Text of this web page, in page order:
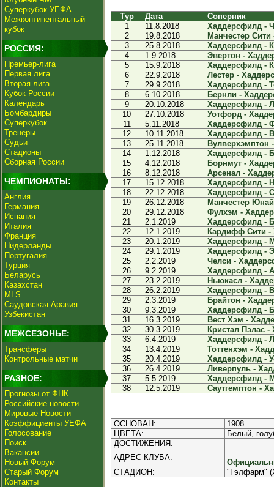
Суперкубок УЕФА
Межконтинентальный
кубок
РОССИЯ:
Премьер-лига
Первая лига
Вторая лига
Кубок России
Календарь
Бомбардиры
Суперкубок
Тренеры
Судьи
Стадионы
Сборная России
ЧЕМПИОНАТЫ:
Англия
Германия
Испания
Италия
Франция
Нидерланды
Португалия
Турция
Беларусь
Казахстан
MLS
Саудовская Аравия
Узбекистан
МЕЖСЕЗОНЬЕ:
Трансферы
Контрольные матчи
РАЗНОЕ:
Прогнозы от ФНК
Российские новости
Мировые Новости
Коэффициенты УЕФА
Голосование
Поиск
Вакансии
Новый Форум
Старый Форум
Контакты
Тур Дата
Соперник
1
11.8.2018
Хаддерсфилд -
2
19.8.2018
Манчестер
3
25.8.2018
Хаддерсфилд -
4
1.9.2018
Эвертон -
5
15.9.2018
Хаддерсфилд -
6
22.9.2018
Лестер -
7
29.9.2018
Хаддерсфилд -
8
6.10.2018
Бернли -
9
20.10.2018
Хаддерсфилд -
10
27.10.2018
Уотфорд -
11
5.11.2018
Хаддерсфилд -
12
10.11.2018
Хаддерсфилд -
13
25.11.2018
Вулверхэмптон
14
1.12.2018
Хаддерсфилд -
15
4.12.2018
Борнмут -
16
8.12.2018
Арсенал -
17
15.12.2018
Хаддерсфилд -
18
22.12.2018
Хаддерсфилд -
19
26.12.2018
Манчестер
20
29.12.2018
Фулхэм -
21
2.1.2019
Хаддерсфилд -
22
12.1.2019
Кардифф Сити -
23
20.1.2019
Хаддерсфилд -
24
29.1.2019
Хаддерсфилд -
25
2.2.2019
Челси -
26
9.2.2019
Хаддерсфилд -
27
23.2.2019
Ньюкасл -
28
26.2.2019
Хаддерсфилд -
29
2.3.2019
Брайтон -
30
9.3.2019
Хаддерсфилд -
31
16.3.2019
Вест Хэм -
32
30.3.2019
Кристал Пэлас
33
6.4.2019
Хаддерсфилд -
34
13.4.2019
Тоттенхэм -
35
20.4.2019
Хаддерсфилд -
36
26.4.2019
Ливерпуль -
37
5.5.2019
Хаддерсфилд -
38
12.5.2019 Саутгемптон -
ОСНОВАН:
1908
ЦВЕТА:
Белый,
ДОСТИЖЕНИЯ:
АДРЕС КЛУБА:
СТАДИОН:
"Гэлфарм"